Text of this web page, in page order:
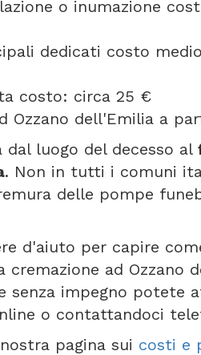
o inumazione
dedicati costo
costo: circa 25 €
Ozzano dell'Emilia a
luogo del decesso al
. Non in tutti i comuni
delle pompe
d'aiuto per capire
ad Ozzano
senza impegno potete
o contattandoci
pagina sui costi e